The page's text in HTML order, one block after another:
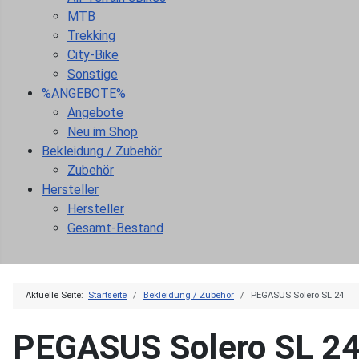
MTB
Trekking
City-Bike
Sonstige
%ANGEBOTE%
Angebote
Neu im Shop
Bekleidung / Zubehör
Zubehör
Hersteller
Hersteller
Gesamt-Bestand
Aktuelle Seite: Startseite Bekleidung / Zubehör PEGASUS Solero SL 24
PEGASUS Solero SL